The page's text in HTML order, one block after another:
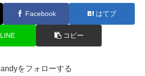
Facebook はてブ
LINE コピー
andyをフォローする